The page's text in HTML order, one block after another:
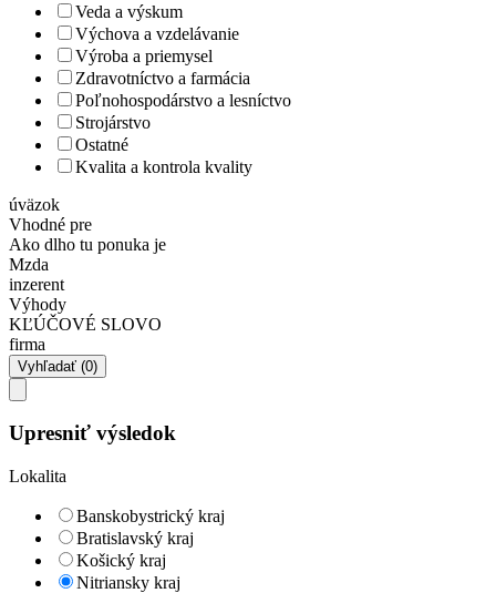
Veda a výskum
Výchova a vzdelávanie
Výroba a priemysel
Zdravotníctvo a farmácia
Poľnohospodárstvo a lesníctvo
Strojárstvo
Ostatné
Kvalita a kontrola kvality
úväzok
Vhodné pre
Ako dlho tu ponuka je
Mzda
inzerent
Výhody
KĽÚČOVÉ SLOVO
firma
Upresniť výsledok
Lokalita
Banskobystrický kraj
Bratislavský kraj
Košický kraj
Nitriansky kraj